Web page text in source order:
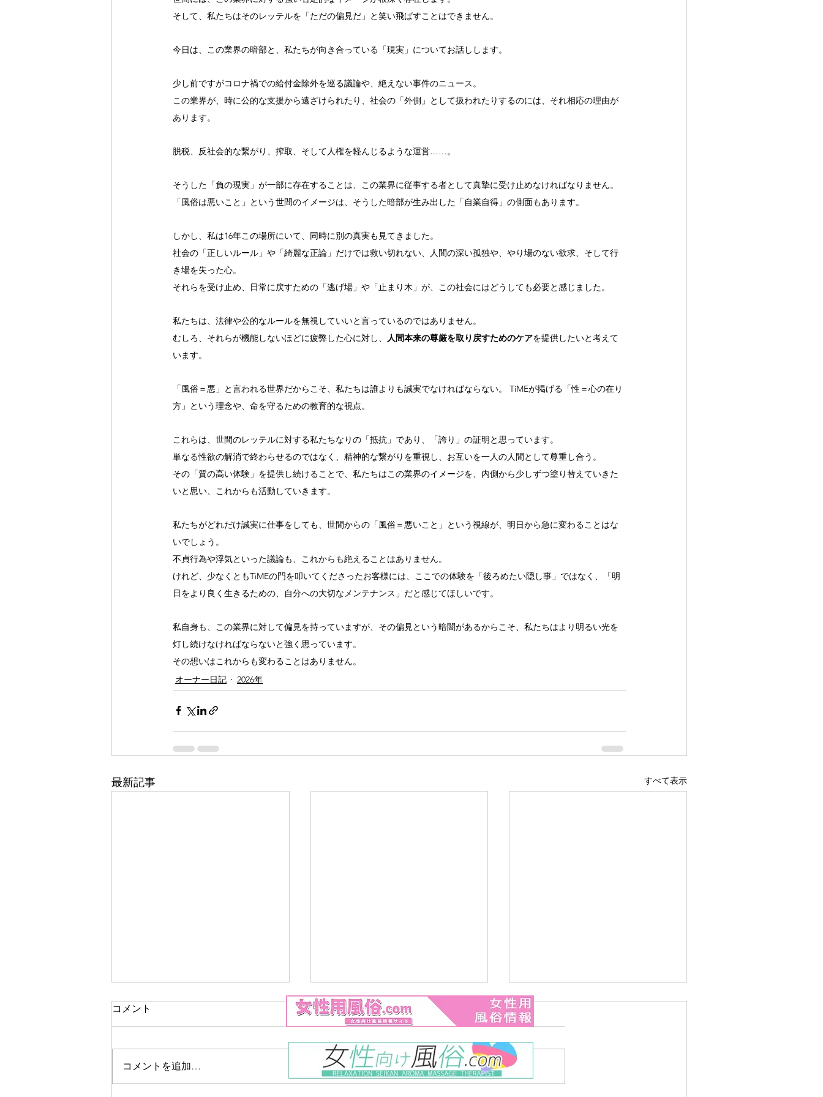
そして、私たちはそのレッテルを「ただの偏見だ」と笑い飛ばすことはできません。
今日は、この業界の暗部と、私たちが向き合っている「現実」についてお話しします。
少し前ですがコロナ禍での給付金除外を巡る議論や、絶えない事件のニュース。
この業界が、時に公的な支援から遠ざけられたり、社会の「外側」として扱われたりするのには、それ相応の理由が
あります。
脱税、反社会的な繋がり、搾取、そして人権を軽んじるような運営……。
そうした「負の現実」が一部に存在することは、この業界に従事する者として真摯に受け止めなければなりません。
「風俗は悪いこと」という世間のイメージは、そうした暗部が生み出した「自業自得」の側面もあります。
しかし、私は16年この場所にいて、同時に別の真実も見てきました。
社会の「正しいルール」や「綺麗な正論」だけでは救い切れない、人間の深い孤独や、やり場のない欲求、そして行
き場を失った心。
それらを受け止め、日常に戻すための「逃げ場」や「止まり木」が、この社会にはどうしても必要と感じました。
私たちは、法律や公的なルールを無視していいと言っているのではありません。
むしろ、それらが機能しないほどに疲弊した心に対し、
人間本来の尊厳を取り戻すためのケアを提供したいと考えて
います。
「風俗＝悪」と言われる世界だからこそ、私たちは誰よりも誠実でなければならない。 TiMEが掲げる「性＝心の在り
方」という理念や、命を守るための教育的な視点。
これらは、世間のレッテルに対する私たちなりの「抵抗」であり、「誇り」の証明と思っています。
単なる性欲の解消で終わらせるのではなく、精神的な繋がりを重視し、お互いを一人の人間として尊重し合う。
その「質の高い体験」を提供し続けることで、私たちはこの業界のイメージを、内側から少しずつ塗り替えていきた
いと思い、これからも活動していきます。
私たちがどれだけ誠実に仕事をしても、世間からの「風俗＝悪いこと」という視線が、明日から急に変わることはな
いでしょう。
不貞行為や浮気といった議論も、これからも絶えることはありません。
けれど、少なくともTiMEの門を叩いてくださったお客様には、ここでの体験を「後ろめたい隠し事」ではなく、「明
日をより良く生きるための、自分への大切なメンテナンス」だと感じてほしいです。
私自身も、この業界に対して偏見を持っていますが、その偏見という暗闇があるからこそ、私たちはより明るい光を
灯し続けなければならないと強く思っています。
その想いはこれからも変わることはありません。
オーナー日記
2026年
最新記事 すべて表示
コメント
コメントを追加…